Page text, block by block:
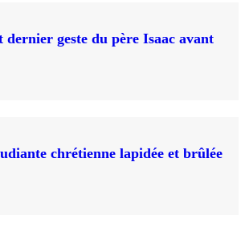
dernier geste du père Isaac avant
chrétienne lapidée et brûlée